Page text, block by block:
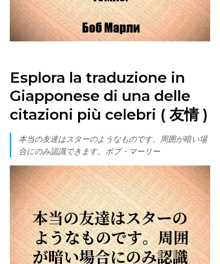
Esplora la traduzione in
Giapponese di una delle
citazioni più celebri ( 友情 )
本当の友達はスターのようなものです。周囲が暗い場
合にのみ認識できます。ボブ・マーリー